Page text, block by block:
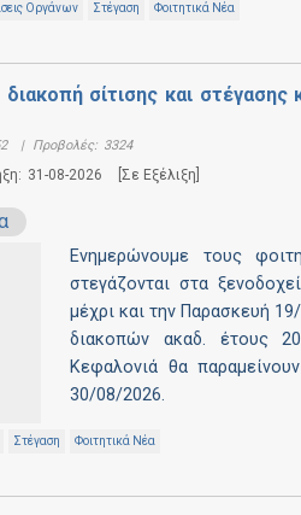
Οργάνων Στέγαση Φοιτητικά Νέα
σίτισης και
| Προβολές: 3324
31-08-2026 [Σε Εξέλιξη]
Ενημερώνουμε τους
στεγάζονται στα
μέχρι και την Παρασκευή
διακοπών ακαδ. έτους
Κεφαλονιά θα
30/08/2026.
Στέγαση Φοιτητικά Νέα